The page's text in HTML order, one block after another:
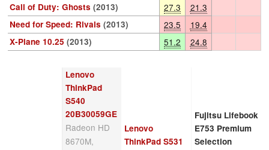
Call of Duty: Ghosts (2013) 27.3 21.3
Need for Speed: Rivals (2013) 23.5 19.4
X-Plane 10.25 (2013) 51.2 24.8
Lenovo
ThinkPad
S540
20B30059GE
Radeon HD
8670M,
Lenovo
ThinkPad S531
Fujitsu Lifebook
E753 Premium
Selection